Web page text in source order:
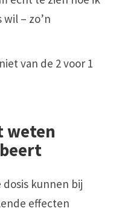
– zo’n
van de 2 voor 1
weten
kunnen bij
effecten